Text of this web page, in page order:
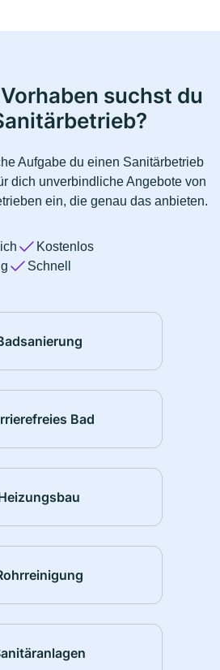
suchst du
Aufgabe du einen Sanitärbetrieb
dich unverbindliche Angebote von
ein, die genau das anbieten.
Kostenlos
Schnell
Bad